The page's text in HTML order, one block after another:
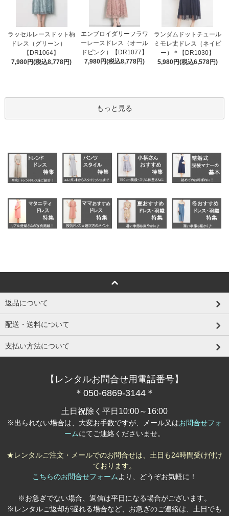
ラッセルレースドット柄
ドレス（グリーン）
【DR1064】
7,980円(税込8,778円)
エンブロイダリーフラワ
ーレースドレス（オール
ドピンク）【DR1077】
7,980円(税込8,778円)
ランダムドットチュール
ミモレ丈ドレス（ネイビ
ー）＊【DR1030】
5,980円(税込6,578円)
もっと見る
返品について
配送・送料について
支払い方法について
【レンタルお問合せ用電話番号】
＊050-6869-3144＊
土日祝除く平日10:00～16:00
※出られない場合は、大変お手数ですが、メール又はお問合せフォ
ームにてご連絡くださいませ。
★レンタルご注文・メールでのお問合せは、土日も24時間受け付け
ております。
こちらのお問合せフォームより、どうぞお気軽に！
※お急ぎでない場合、返信は平日になる場合がございます。
※レンタルご返却が遅れる場合など、お急ぎのご連絡は、土日でも